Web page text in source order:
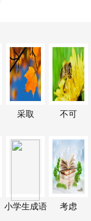
采取 不可
小学生成语 考虑